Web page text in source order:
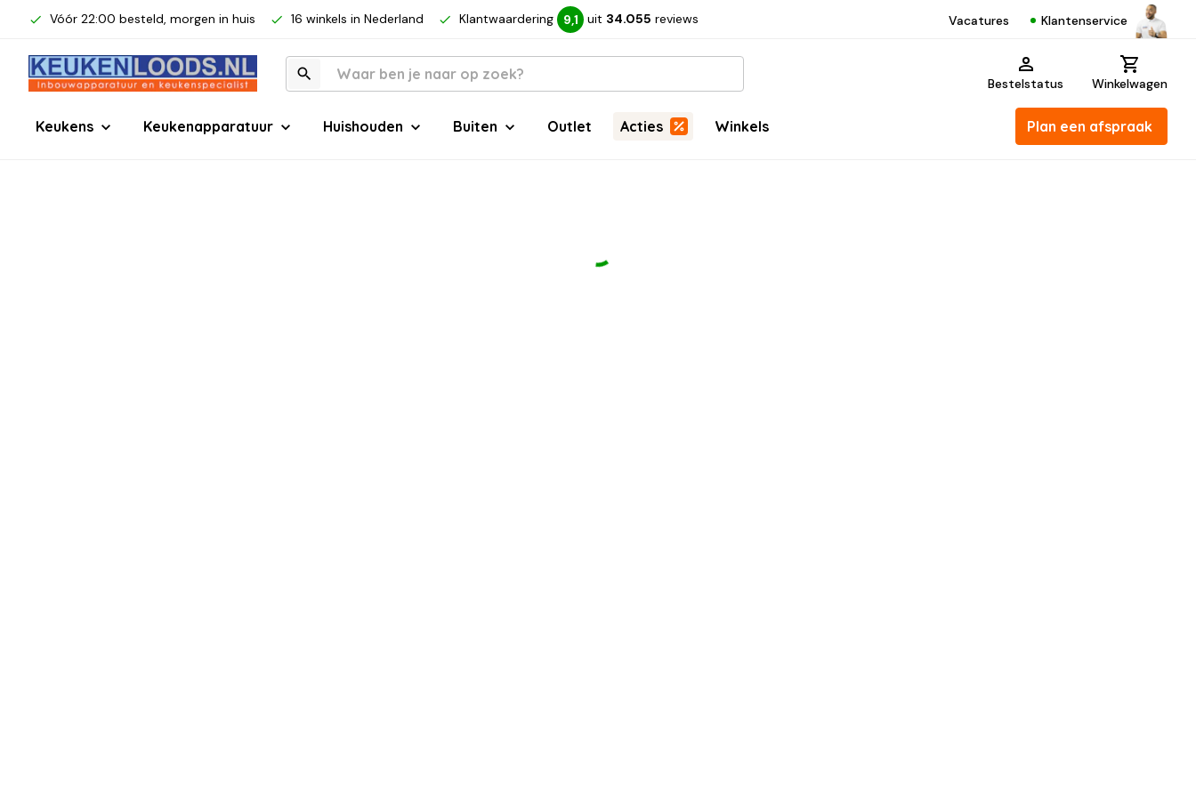
Vóór 22:00 besteld, morgen in huis 16 winkels in Nederland Klantwaardering 9,1 uit 34.055 reviews Vacatures Klantenservice
Bestelstatus Winkelwagen
Keukens Keukenapparatuur Huishouden Buiten Outlet Acties Winkels Plan een afspraak